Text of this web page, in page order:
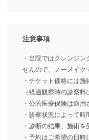
注意事項
・当院ではクレンジ
せんので、ノーメイク
・チケット価格には
（経過観察時の診察料
・公的医療保険は適用
・診察状況によって
・診断の結果、施術
・予約はご希望の日